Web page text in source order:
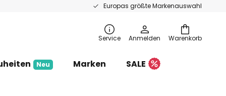
Europas größte Markenauswahl
Warenkorb
Service Anmelden
Neu Marken SALE